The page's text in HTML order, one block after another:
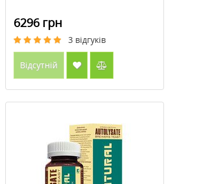
6296 грн
3 відгуків
Відсутній